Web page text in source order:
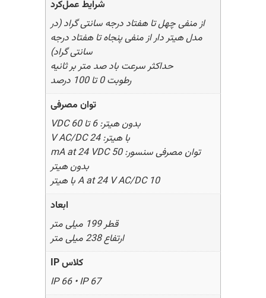
شرایط عمل‌کرد
از منفی چهل تا هفتاد درجه سانتی گراد (در
مدل هیتر دار از منفی پنجاه تا هفتاد درجه
سانتی گراد)
حداکثر سرعت باد صد متر بر ثانیه
رطوبت 0 تا 100 درصد
توان مصرفی
بدون هیتر: 6 تا 60 VDC
با هیتر: 24 V AC/DC
توان مصرفی سنسور: 50 mA at 24 VDC
بدون هیتر
10 A at 24 V AC/DC با هیتر
ابعاد
قطر 199 میلی متر
ارتفاع 238 میلی متر
کلاس IP
IP 66 • IP 67